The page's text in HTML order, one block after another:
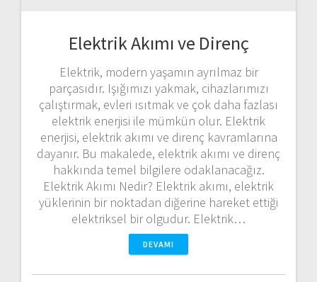
Elektrik Akımı ve Direnç
Elektrik, modern yaşamın ayrılmaz bir
parçasıdır. Işığımızı yakmak, cihazlarımızı
çalıştırmak, evleri ısıtmak ve çok daha fazlası
elektrik enerjisi ile mümkün olur. Elektrik
enerjisi, elektrik akımı ve direnç kavramlarına
dayanır. Bu makalede, elektrik akımı ve direnç
hakkında temel bilgilere odaklanacağız.
Elektrik Akımı Nedir? Elektrik akımı, elektrik
yüklerinin bir noktadan diğerine hareket ettiği
elektriksel bir olgudur. Elektrik…
DEVAMI